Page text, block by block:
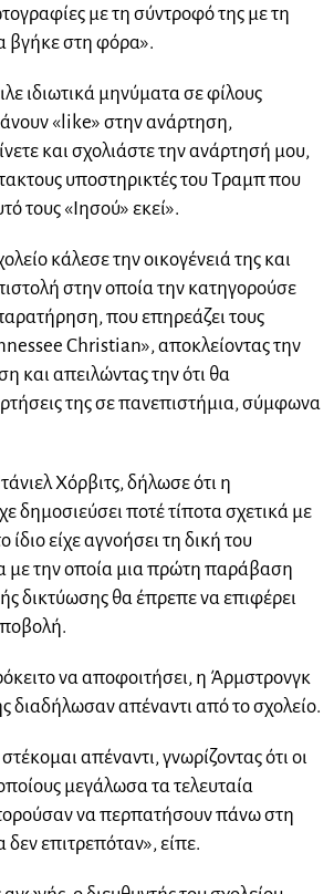
με τη σύντροφό της με τη
βγήκε στη φόρα».
ιδιωτικά μηνύματα σε φίλους
«like» στην ανάρτηση,
και σχολιάστε την ανάρτησή μου,
υποστηρικτές του Τραμπ που
τους «Ιησού» εκεί».
κάλεσε την οικογένειά της και
στην οποία την κατηγορούσε
που επηρεάζει τους
Christian», αποκλείοντας την
και απειλώντας την ότι θα
της σε πανεπιστήμια, σύμφωνα
Χόρβιτς, δήλωσε ότι η
δημοσιεύσει ποτέ τίποτα σχετικά με
ίδιο είχε αγνοήσει τη δική του
με την οποία μια πρώτη παράβαση
δικτύωσης θα έπρεπε να επιφέρει
να αποφοιτήσει, η Άρμστρονγκ
διαδήλωσαν απέναντι από το σχολείο.
απέναντι, γνωρίζοντας ότι οι
μεγάλωσα τα τελευταία
να περπατήσουν πάνω στη
επιτρεπόταν», είπε.